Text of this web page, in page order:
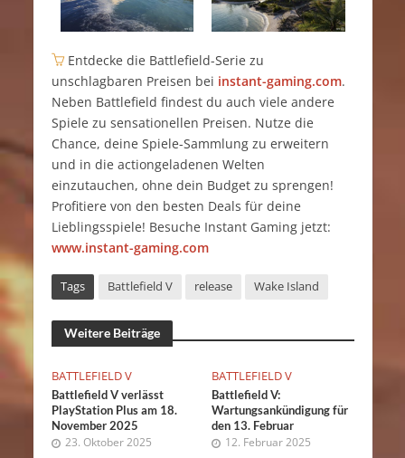
Entdecke die Battlefield-Serie zu
unschlagbaren Preisen bei instant-gaming.com.
Neben Battlefield findest du auch viele andere
Spiele zu sensationellen Preisen. Nutze die
Chance, deine Spiele-Sammlung zu erweitern
und in die actiongeladenen Welten
einzutauchen, ohne dein Budget zu sprengen!
Profitiere von den besten Deals für deine
Lieblingsspiele! Besuche Instant Gaming jetzt:
www.instant-gaming.com
Tags Battlefield V release Wake Island
Weitere Beiträge
BATTLEFIELD V
Battlefield V verlässt
PlayStation Plus am 18.
November 2025
23. Oktober 2025
BATTLEFIELD V
Battlefield V:
Wartungsankündigung für
den 13. Februar
12. Februar 2025